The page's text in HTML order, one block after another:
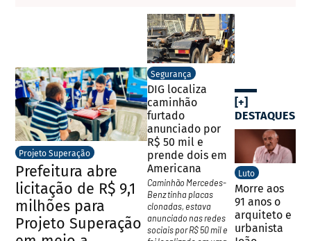
Projeto Superação
Prefeitura abre
licitação de R$ 9,1
milhões para
Projeto Superação
Segurança
DIG localiza
caminhão
furtado
anunciado por
R$ 50 mil e
prende dois em
Americana
Caminhão Mercedes-
Benz tinha placas
clonadas, estava
anunciado nas redes
sociais por R$ 50 mil e
[+]
DESTAQUES
Luto
Morre aos
91 anos o
arquiteto e
urbanista